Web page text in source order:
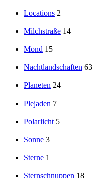
Locations 2
Milchstraße 14
Mond 15
Nachtlandschaften 63
Planeten 24
Plejaden 7
Polarlicht 5
Sonne 3
Sterne 1
Sternschnuppen 18